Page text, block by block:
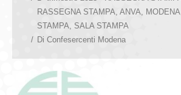
RASSEGNA STAMPA, ANVA, MODENA
STAMPA, SALA STAMPA
Di Confesercenti Modena